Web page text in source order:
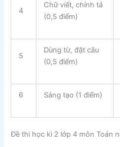
4
Chữ viết, chính tả
(0,5 điểm)
5
Dùng từ, đặt câu
(0,5 điểm)
6 Sáng tạo (1 điểm)
Đề thi học kì 2 lớp 4 môn Toán